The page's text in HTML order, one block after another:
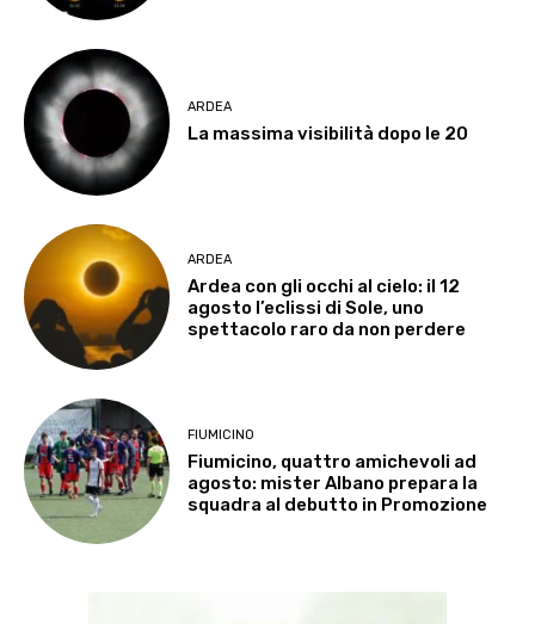
ARDEA
La massima visibilità dopo le 20
ARDEA
Ardea con gli occhi al cielo: il 12
agosto l’eclissi di Sole, uno
spettacolo raro da non perdere
FIUMICINO
Fiumicino, quattro amichevoli ad
agosto: mister Albano prepara la
squadra al debutto in Promozione